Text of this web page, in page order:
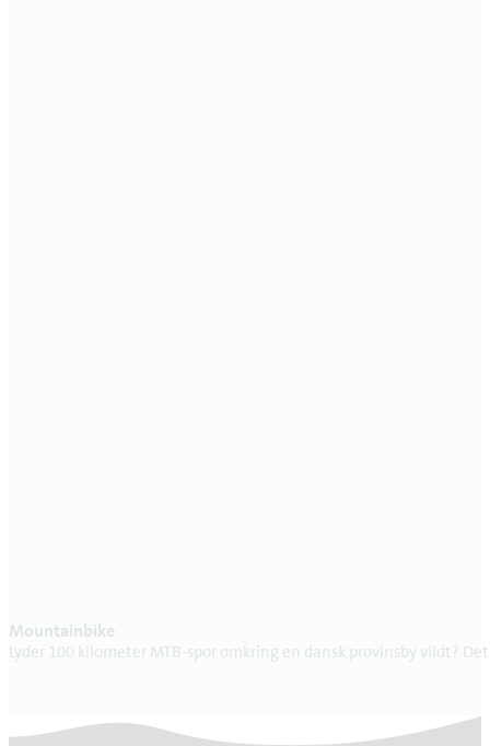
Mountainbike
Lyder 100 kilometer MTB-spor omkring en dansk provinsby vildt?